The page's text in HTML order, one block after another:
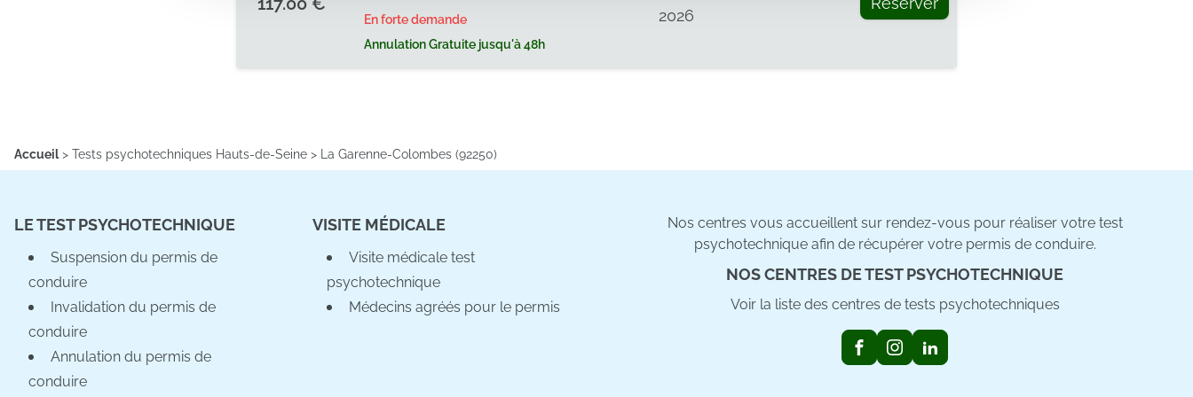
En forte demande
Annulation Gratuite jusqu'à 48h
2026
Accueil> Tests psychotechniques Hauts-de-Seine > La Garenne-Colombes (92250)
LE TEST PSYCHOTECHNIQUE
Suspension du permis de
conduire
Invalidation du permis de
conduire
Annulation du permis de
conduire
VISITE MÉDICALE
Visite médicale test
psychotechnique
Médecins agréés pour le permis
Nos centres vous accueillent sur rendez-vous pour réaliser votre test
psychotechnique afin de récupérer votre permis de conduire.
NOS CENTRES DE TEST PSYCHOTECHNIQUE
Voir la liste des centres de tests psychotechniques